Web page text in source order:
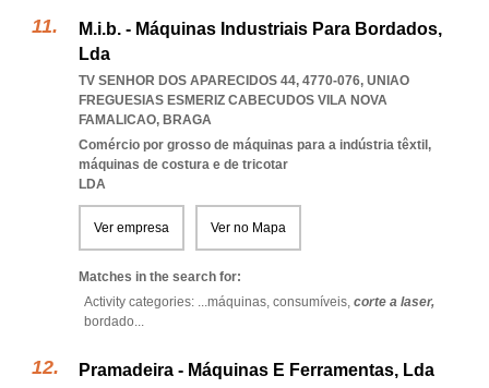
M.i.b. - Máquinas Industriais Para Bordados,
Lda
TV SENHOR DOS APARECIDOS 44, 4770-076, UNIAO
FREGUESIAS ESMERIZ CABECUDOS VILA NOVA
FAMALICAO, BRAGA
Comércio por grosso de máquinas para a indústria têxtil,
máquinas de costura e de tricotar
LDA
Ver empresa Ver no Mapa
Matches in the search for:
Activity categories: ...máquinas, consumíveis, corte a laser,
bordado...
Pramadeira - Máquinas E Ferramentas, Lda